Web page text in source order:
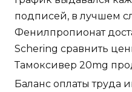
подписей, в лучшем
Фенилпропионат
Schering сравнить
Тамоксивер 20mg
Баланс оплаты труда